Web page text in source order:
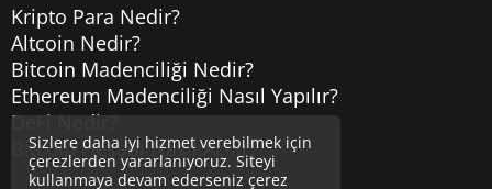
Kripto Para Nedir?
Altcoin Nedir?
Bitcoin Madenciliği Nedir?
Ethereum Madenciliği Nasıl Yapılır?
DeFi Nedir?
Bitcoin Hesabı Nasıl Açılır?
Sizlere daha iyi hizmet verebilmek için
çerezlerden yararlanıyoruz. Siteyi
kullanmaya devam ederseniz çerez